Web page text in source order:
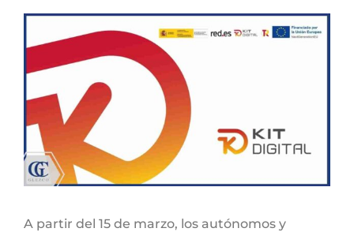
imagen
grande
A partir del 15 de marzo, los autónomos y